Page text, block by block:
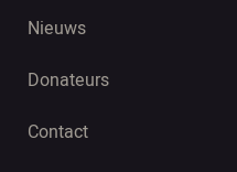
Nieuws
Donateurs
Contact